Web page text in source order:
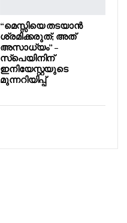
“മെസ്സിയെ തടയാൻ
ശ്രമിക്കരുത്; അത്
അസാധ്യം” –
സ്പെയിനിന്
ഇനിയേസ്റ്റയുടെ
മുന്നറിയിപ്പ്